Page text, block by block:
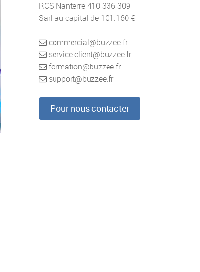
RCS Nanterre 410 336 309
Sarl au capital de 101.160 €
commercial@buzzee.fr
service.client@buzzee.fr
formation@buzzee.fr
support@buzzee.fr
Pour nous contacter